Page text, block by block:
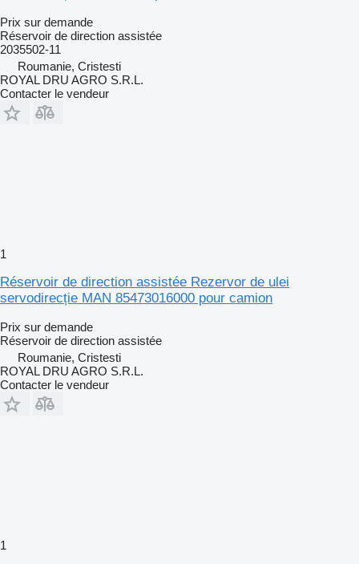
Prix sur demande
Réservoir de direction assistée
2035502-11
Roumanie, Cristesti
ROYAL DRU AGRO S.R.L.
Contacter le vendeur
1
Réservoir de direction assistée Rezervor de ulei
servodirecție MAN 85473016000 pour camion
Prix sur demande
Réservoir de direction assistée
Roumanie, Cristesti
ROYAL DRU AGRO S.R.L.
Contacter le vendeur
1